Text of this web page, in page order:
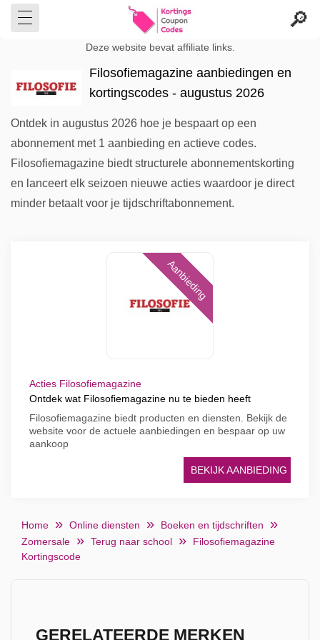
Deze website bevat affiliate links.
Filosofiemagazine aanbiedingen en
kortingscodes - augustus 2026
Ontdek in augustus 2026 hoe je bespaart op een
abonnement met 1 aanbieding en actieve codes.
Filosofiemagazine biedt structurele abonnementskorting
en lanceert elk seizoen nieuwe acties waardoor je direct
minder betaalt voor je tijdschriftabonnement.
Aanbieding
Acties Filosofiemagazine
Ontdek wat Filosofiemagazine nu te bieden heeft
Filosofiemagazine biedt producten en diensten. Bekijk de
website voor de actuele aanbiedingen en bespaar op uw
aankoop
BEKIJK AANBIEDING
Home Online diensten
Boeken en tijdschriften
Zomersale
Terug naar school
Filosofiemagazine
Kortingscode
GERELATEERDE MERKEN